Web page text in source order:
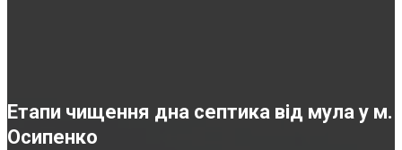
Етапи чищення дна септика від мула у м.
Осипенко